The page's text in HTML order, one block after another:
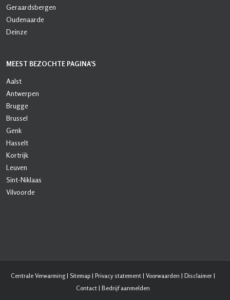
Geraardsbergen
Oudenaarde
Deinze
MEEST BEZOCHTE PAGINA’S
Aalst
Antwerpen
Brugge
Brussel
Genk
Hasselt
Kortrijk
Leuven
Sint-Niklaas
Vilvoorde
Centrale Verwarming| Sitemap| Privacy statement| Voorwaarden | Disclaimer|
Contact| Bedrijf aanmelden